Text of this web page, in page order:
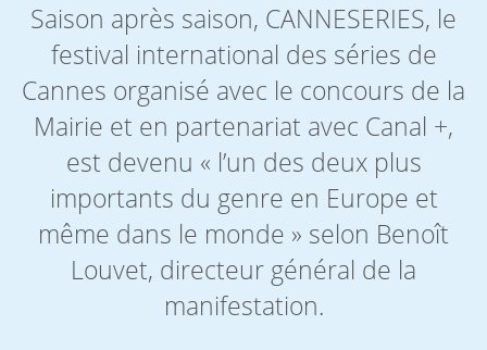
Saison après saison, CANNESERIES, le
festival international des séries de
Cannes organisé avec le concours de la
Mairie et en partenariat avec Canal +,
est devenu « l’un des deux plus
importants du genre en Europe et
même dans le monde » selon Benoît
Louvet, directeur général de la
manifestation.